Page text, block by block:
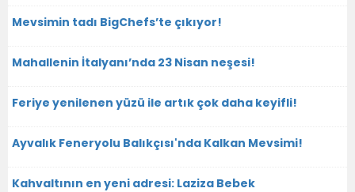
Mevsimin tadı BigChefs’te çıkıyor!
Mahallenin İtalyanı’nda 23 Nisan neşesi!
Feriye yenilenen yüzü ile artık çok daha keyifli!
Ayvalık Feneryolu Balıkçısı'nda Kalkan Mevsimi!
Kahvaltının en yeni adresi: Laziza Bebek